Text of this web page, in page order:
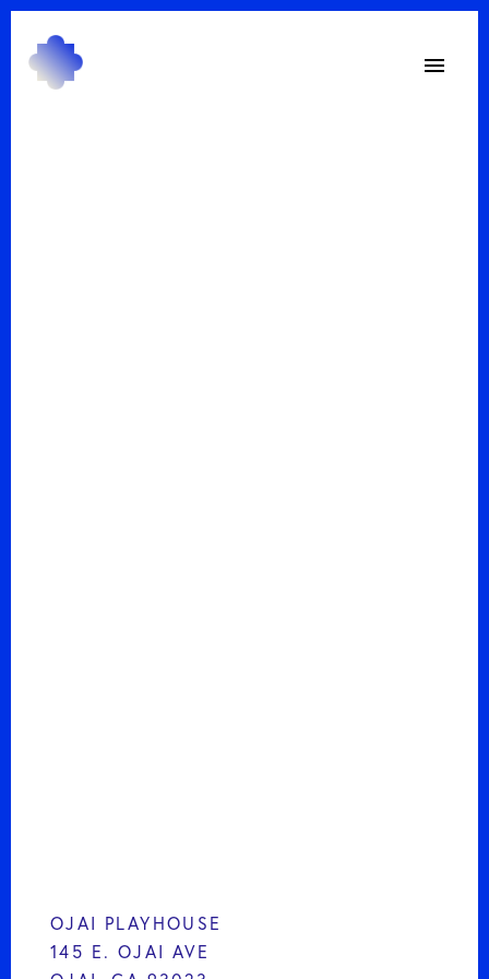
OJAI PLAYHOUSE
145 E. OJAI AVE